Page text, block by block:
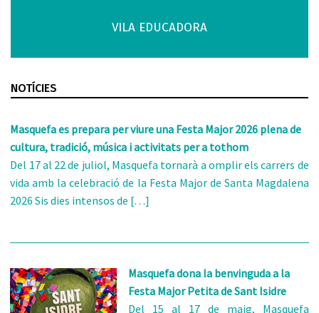
VILA EDUCADORA
NOTÍCIES
Masquefa es prepara per viure una Festa Major 2026 plena de
cultura, tradició, música i activitats per a tothom
Del 17 al 22 de juliol, Masquefa tornarà a omplir els carrers de
vida amb la celebració de la Festa Major de Santa Magdalena
2026 Sis dies intensos de […]
Masquefa dona la benvinguda a la
Festa Major Petita de Sant Isidre
Del 15 al 17 de maig, Masquefa